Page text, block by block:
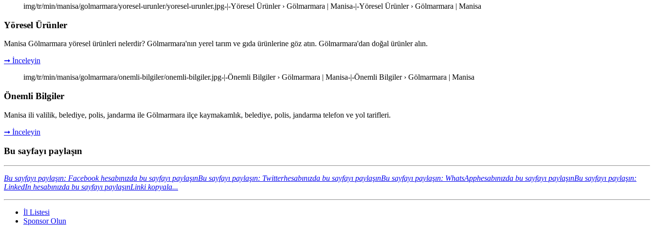
img/tr/min/manisa/golmarmara/yoresel-urunler/yoresel-urunler.jpg-|-Yöresel Ürünler › Gölmarmara | Manisa-|-Yöresel Ürünler › Gölmarmara | Manisa
Yöresel Ürünler
Manisa Gölmarmara yöresel ürünleri nelerdir? Gölmarmara'nın yerel tarım ve gıda ürünlerine göz atın. Gölmarmara'dan doğal ürünler alın.
➞ İnceleyin
img/tr/min/manisa/golmarmara/onemli-bilgiler/onemli-bilgiler.jpg-|-Önemli Bilgiler › Gölmarmara | Manisa-|-Önemli Bilgiler › Gölmarmara | Manisa
Önemli Bilgiler
Manisa ili valilik, belediye, polis, jandarma ile Gölmarmara ilçe kaymakamlık, belediye, polis, jandarma telefon ve yol tarifleri.
➞ İnceleyin
Bu sayfayı paylaşın
Bu sayfayı paylaşın: Facebook hesabınızda bu sayfayı paylaşınBu sayfayı paylaşın: Twitterhesabınızda bu sayfayı paylaşınBu sayfayı paylaşın: WhatsApphesabınızda bu sayfayı paylaşınBu sayfayı paylaşın:
LinkedIn hesabınızda bu sayfayı paylaşınLinki kopyala...
İl Listesi
Sponsor Olun